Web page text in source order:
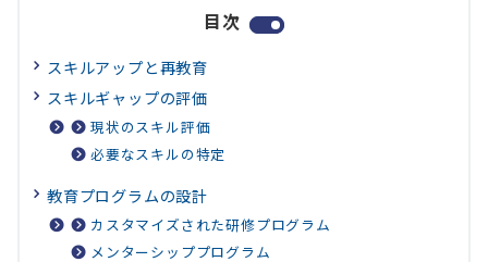
目次
スキルアップと再教育
スキルギャップの評価
現状のスキル評価
必要なスキルの特定
教育プログラムの設計
カスタマイズされた研修プログラム
メンターシッププログラム